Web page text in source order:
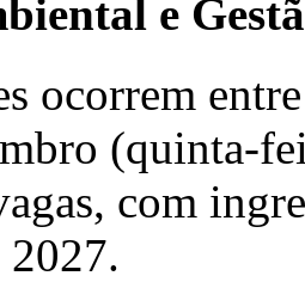
e
ocorrem
(quinta-
com
2027.